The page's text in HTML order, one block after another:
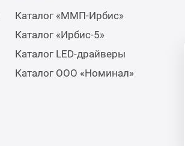
Каталог «ММП-Ирбис»
Каталог «Ирбис-5»
Каталог LED-драйверы
Каталог ООО «Номинал»